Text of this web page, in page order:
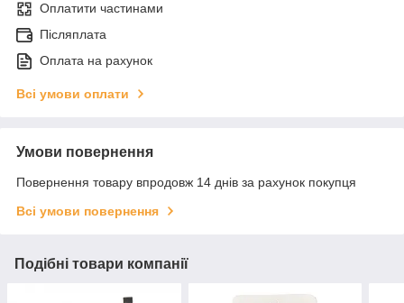
Оплатити частинами
Післяплата
Оплата на рахунок
Всі умови оплати
Умови повернення
Повернення товару впродовж 14 днів за рахунок покупця
Всі умови повернення
Подібні товари компанії